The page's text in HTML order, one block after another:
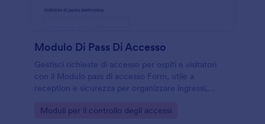
Modulo Di Pass Di Accesso
Gestisci richieste di accesso per ospiti e visitatori
con il Modulo pass di accesso Form, utile a
reception e sicurezza per organizzare ingressi,
Go to Category:
Moduli per il controllo degli accessi